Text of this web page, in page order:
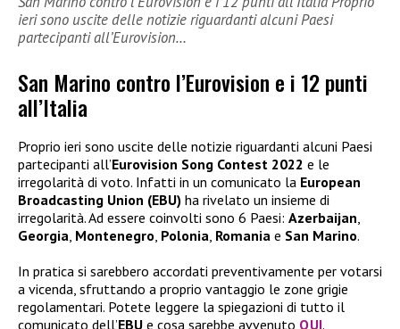
ieri sono uscite delle notizie riguardanti alcuni Paesi
partecipanti all’Eurovision…
San Marino contro l’Eurovision e i 12 punti
all’Italia
Proprio ieri sono uscite delle notizie riguardanti alcuni Paesi
partecipanti all’Eurovision Song Contest 2022 e le
irregolarità di voto. Infatti in un comunicato la European
Broadcasting Union (EBU) ha rivelato un insieme di
irregolarità. Ad essere coinvolti sono 6 Paesi: Azerbaijan
Georgia Montenegro Polonia Romania e San Marino.
In pratica si sarebbero accordati preventivamente per votarsi
a vicenda, sfruttando a proprio vantaggio le zone grigie
regolamentari. Potete leggere la spiegazioni di tutto il
comunicato dell’EBU e cosa sarebbe avvenuto QUI.